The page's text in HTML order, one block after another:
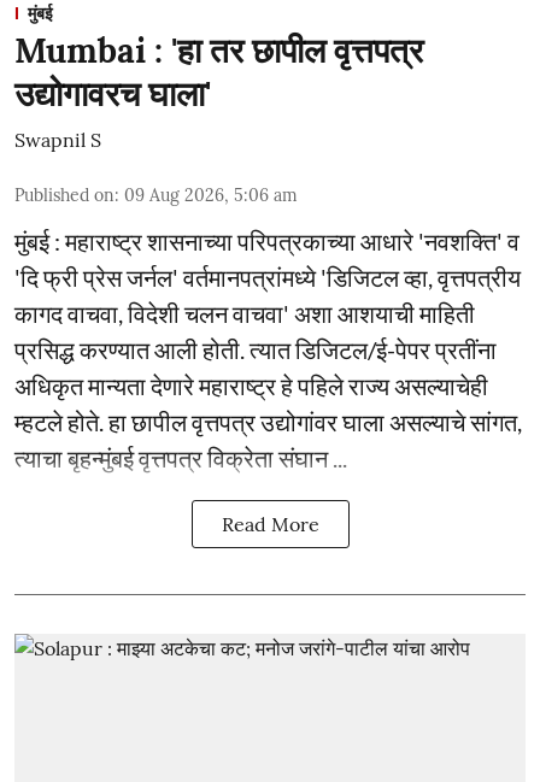
मुंबई
Mumbai : 'हा तर छापील वृत्तपत्र
उद्योगावरच घाला'
Swapnil S
Published on: 09 Aug 2026, 5:06 am
मुंबई : महाराष्ट्र शासनाच्या परिपत्रकाच्या आधारे 'नवशक्ति' व
'दि फ्री प्रेस जर्नल' वर्तमानपत्रांमध्ये 'डिजिटल व्हा, वृत्तपत्रीय
कागद वाचवा, विदेशी चलन वाचवा' अशा आशयाची माहिती
प्रसिद्ध करण्यात आली होती. त्यात डिजिटल/ई-पेपर प्रतींना
अधिकृत मान्यता देणारे महाराष्ट्र हे पहिले राज्य असल्याचेही
म्हटले होते. हा छापील वृत्तपत्र उद्योगांवर घाला असल्याचे सांगत,
त्याचा बृहन्मुंबई वृत्तपत्र विक्रेता संघान ...
Read More